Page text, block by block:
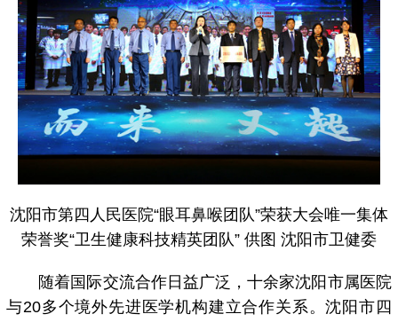
沈阳市第四人民医院“眼耳鼻喉团队”荣获大会唯一集体
荣誉奖“卫生健康科技精英团队” 供图 沈阳市卫健委
随着国际交流合作日益广泛，十余家沈阳市属医院
与20多个境外先进医学机构建立合作关系。沈阳市四